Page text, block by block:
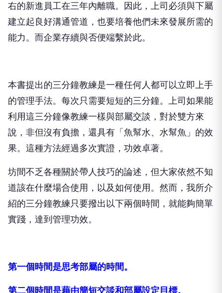
右的新進員工在三年內離職。因此，上司必須與下屬
建立起良好溝通管道，也要培養他們未來發展所需的
能力。而企業存續與否便端繫於此。
本書提出的三分鐘教練是一種任何人都可以立即上手
的管理手法。每次只需要短短的三分鐘。上司如果能
利用這三分鐘像教練一樣與部屬交談，對於雙方來
說，非但沒有負擔，還具有「魚幫水、水幫魚」的效
果。這種方法經過多次實證，功效卓著。
坊間不乏各種關於帶人技巧的論述，但大家依然不知
道該在什麼場合使用，以及如何使用。然而，我所介
紹的三分鐘教練只要撥出以下兩個時間，就能夠簡單
實踐，達到管理功效。
第一個時間是思考部屬的時間。
第二個時間是藉由簡短交談和部屬設定目標。